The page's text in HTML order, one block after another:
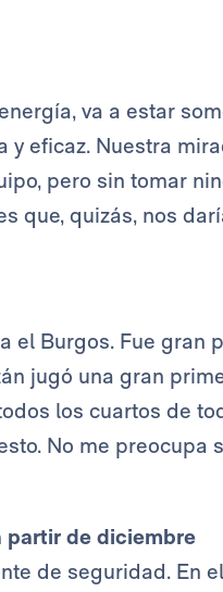
va a estar
y eficaz. Nuestra
pero sin tomar
que, quizás, nos
el Burgos. Fue gran
jugó una gran
los cuartos de
No me preocupa
partir de diciembre
de seguridad. En